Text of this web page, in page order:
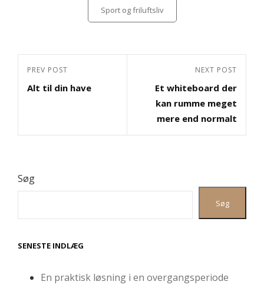
Sport og friluftsliv
Indlægsnavigation
Previous
Post
PREV POST
Alt til din have
Post
NEXT POST
Et whiteboard der
kan rumme meget
mere end normalt
Søg
Søg
SENESTE INDLÆG
En praktisk løsning i en overgangsperiode